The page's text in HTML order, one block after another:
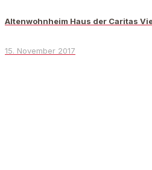
Altenwohnheim Haus der Caritas
15. November 2017